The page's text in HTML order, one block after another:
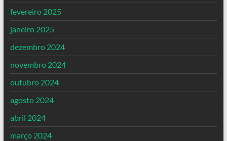
fevereiro 2025
janeiro 2025
dezembro 2024
novembro 2024
outubro 2024
agosto 2024
abril 2024
março 2024